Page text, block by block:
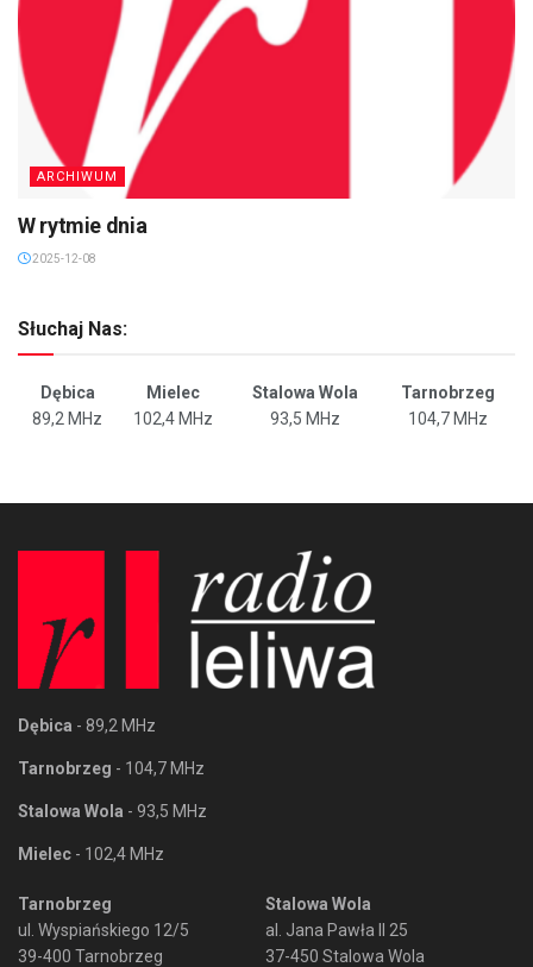
ARCHIWUM
W rytmie dnia
2025-12-08
Słuchaj Nas:
Dębica Mielec Stalowa Wola
Tarnobrzeg
89,2 MHz
102,4 MHz 93,5 MHz 104,7 MHz
Dębica - 89,2 MHz
Tarnobrzeg - 104,7 MHz
Stalowa Wola - 93,5 MHz
Mielec - 102,4 MHz
Tarnobrzeg
ul. Wyspiańskiego 12/5
39-400 Tarnobrzeg
Stalowa Wola
al. Jana Pawła II 25
37-450 Stalowa Wola